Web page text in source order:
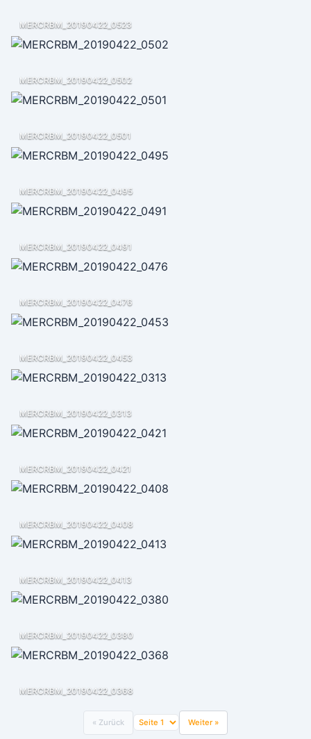
MERCRBM_20190422_0523
MERCRBM_20190422_0502
MERCRBM_20190422_0501
MERCRBM_20190422_0495
MERCRBM_20190422_0491
MERCRBM_20190422_0476
MERCRBM_20190422_0453
MERCRBM_20190422_0313
MERCRBM_20190422_0421
MERCRBM_20190422_0408
MERCRBM_20190422_0413
MERCRBM_20190422_0380
MERCRBM_20190422_0368
« Zurück Weiter »